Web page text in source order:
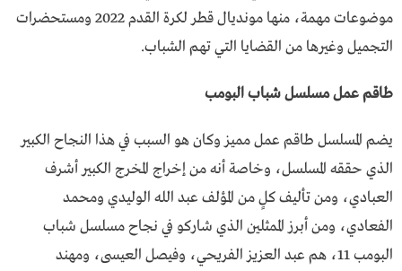
موضوعات مهمة، منها مونديال قطر لكرة القدم 2022 ومستحضرات
التجميل وغيرها من القضايا التي تهم الشباب.
طاقم عمل مسلسل شباب البومب
يضم المسلسل طاقم عمل مميز وكان هو السبب في هذا النجاح الكبير
الذي حققه المسلسل، وخاصة أنه من إخراج المخرج الكبير أشرف
العبادي، ومن تأليف كلٍ من المؤلف عبد الله الوليدي ومحمد
الفعادي، ومن أبرز الممثلين الذي شاركو في نجاح مسلسل شباب
البومب 11، هم عبد العزيز الفريحي، وفيصل العيسى، ومهند